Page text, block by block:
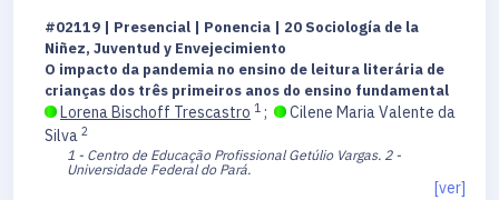
#02119 | Presencial | Ponencia | 20 Sociología de la
Niñez, Juventud y Envejecimiento
O impacto da pandemia no ensino de leitura literária de
crianças dos três primeiros anos do ensino fundamental
Lorena Bischoff Trescastro 1 ;
Cilene Maria Valente da
Silva 2
1 - Centro de Educação Profissional Getúlio Vargas. 2 -
Universidade Federal do Pará.
[ver]